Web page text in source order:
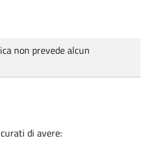
non prevede alcun
di avere: